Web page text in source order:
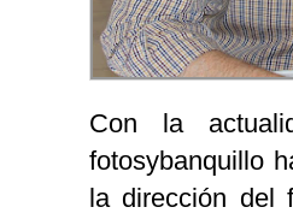
Con la
fotosybanquillo
la dirección del